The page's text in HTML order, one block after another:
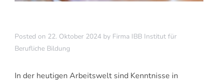
Posted on 22. Oktober 2024 by Firma IBB Institut für
Berufliche Bildung
In der heutigen Arbeitswelt sind Kenntnisse in